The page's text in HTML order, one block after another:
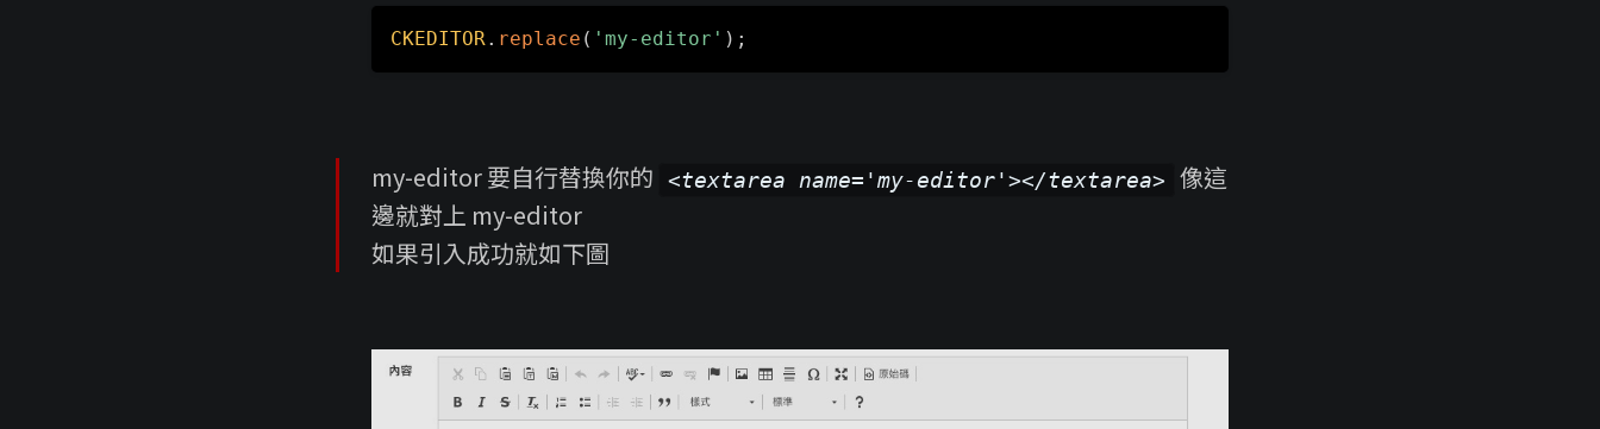
CKEDITOR. replace ( 'my-editor' ) ;
my-editor 要自行替換你的 <textarea name='my-editor'></textarea>
像這
邊就對上 my-editor
如果引入成功就如下圖